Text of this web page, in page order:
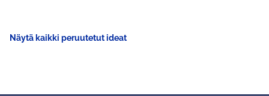
Näytä kaikki peruutetut ideat